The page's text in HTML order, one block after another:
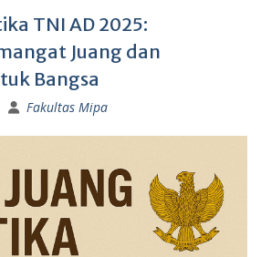
TNI AD 2025:
Juang dan
Bangsa
Fakultas Mipa